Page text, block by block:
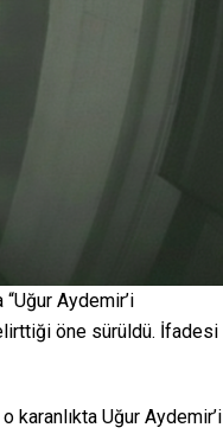
“Uğur Aydemir’i
öne sürüldü. İfadesi
karanlıkta Uğur Aydemir’i